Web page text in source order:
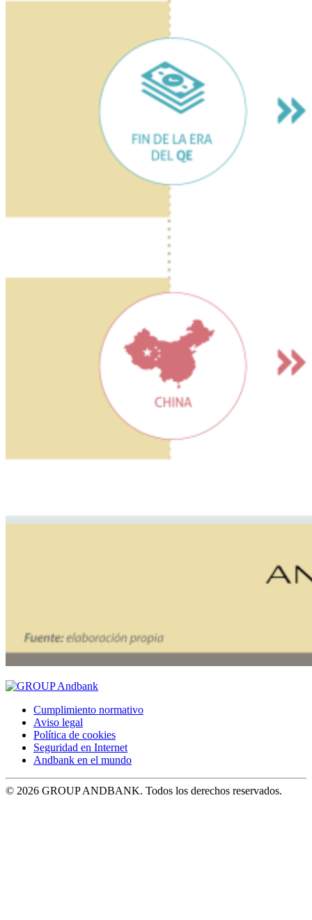
Cumplimiento normativo
Aviso legal
Política de cookies
Seguridad en Internet
Andbank en el mundo
© 2026 GROUP ANDBANK. Todos los derechos reservados.